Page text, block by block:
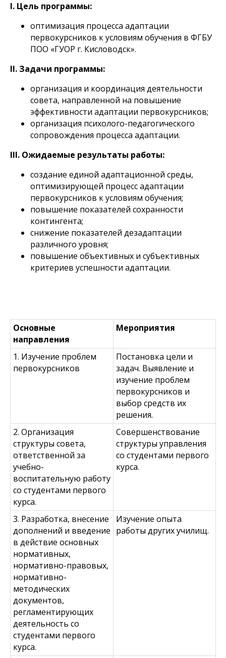
I. Цель программы:
оптимизация процесса адаптации
первокурсников к условиям обучения в ФГБУ
ПОО «ГУОР г. Кисловодск».
II. Задачи программы:
организация и координация деятельности
совета, направленной на повышение
эффективности адаптации первокурсников;
организация психолого-педагогического
сопровождения процесса адаптации.
III. Ожидаемые результаты работы:
создание единой адаптационной среды,
оптимизирующей процесс адаптации
первокурсников к условиям обучения;
повышение показателей сохранности
контингента;
снижение показателей дезадаптации
различного уровня;
повышение объективных и субъективных
критериев успешности адаптации.
Основные
направления
Мероприятия
1. Изучение проблем
первокурсников
Постановка цели и
задач. Выявление и
изучение проблем
первокурсников и
выбор средств их
решения.
2. Организация
структуры совета,
ответственной за
учебно-
воспитательную работу
со студентами первого
курса.
Совершенствование
структуры управления
со студентами первого
курса.
3. Разработка, внесение
дополнений и введение
в действие основных
нормативных,
нормативно-правовых,
нормативно-
методических
документов,
регламентирующих
деятельность со
студентами первого
курса.
Изучение опыта
работы других училищ.